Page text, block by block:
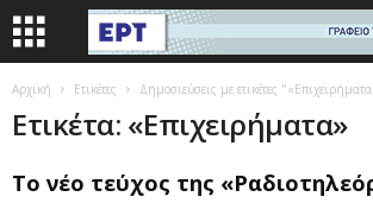
Αρχική Ετικέτες Δημοσιεύσεις με ετικέτες
Ετικέτα: «Επιχειρήματα»
Το νέο τεύχος της